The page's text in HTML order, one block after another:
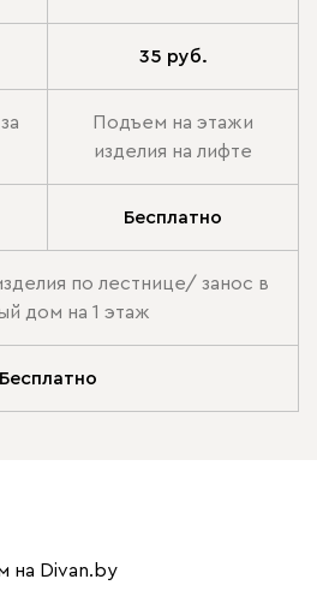
35 руб.
Подъем на этажи
изделия на лифте
Бесплатно
по лестнице/ занос в
дом на 1 этаж
Бесплатно
на Divan.by